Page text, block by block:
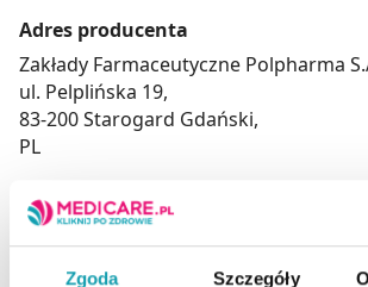
Zgoda Szczegóły
Adres producenta
Zakłady Farmaceutyczne Polpharma
ul. Pelplińska 19,
83-200 Starogard Gdański,
PL
Podmiot odpowiedzialny
Zakłady Farmaceutyczne Polpharma